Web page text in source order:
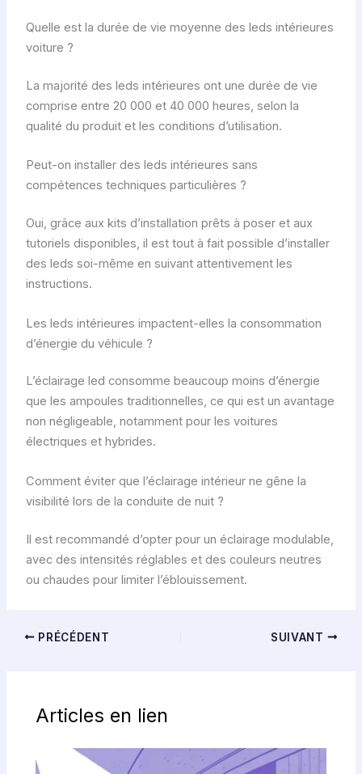
Quelle est la durée de vie moyenne des leds intérieures
voiture ?
La majorité des leds intérieures ont une durée de vie
comprise entre 20 000 et 40 000 heures, selon la
qualité du produit et les conditions d’utilisation.
Peut-on installer des leds intérieures sans
compétences techniques particulières ?
Oui, grâce aux kits d’installation prêts à poser et aux
tutoriels disponibles, il est tout à fait possible d’installer
des leds soi-même en suivant attentivement les
instructions.
Les leds intérieures impactent-elles la consommation
d’énergie du véhicule ?
L’éclairage led consomme beaucoup moins d’énergie
que les ampoules traditionnelles, ce qui est un avantage
non négligeable, notamment pour les voitures
électriques et hybrides.
Comment éviter que l’éclairage intérieur ne gêne la
visibilité lors de la conduite de nuit ?
Il est recommandé d’opter pour un éclairage modulable,
avec des intensités réglables et des couleurs neutres
ou chaudes pour limiter l’éblouissement.
PRÉCÉDENT SUIVANT
Articles en lien